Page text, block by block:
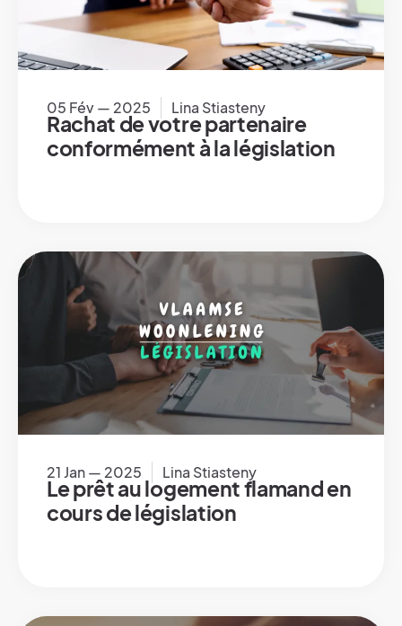
05 Fév — 2025 Lina Stiasteny
Rachat de votre partenaire
conformément à la législation
21 Jan — 2025 Lina Stiasteny
Le prêt au logement flamand en
cours de législation